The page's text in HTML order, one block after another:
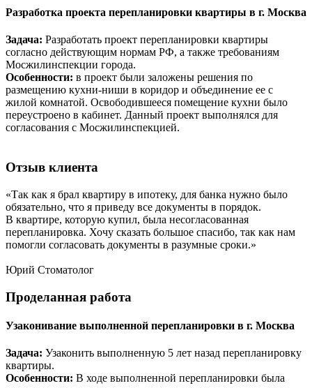
Разработка проекта перепланировки квартиры в г. Москва
Задача: Разработать проект перепланировки квартиры
согласно действующим нормам РФ, а также требованиям
Мосжилинспекции города.
Особенности: в проект были заложены решения по
размещению кухни-ниши в коридор и объединение ее с
жилой комнатой. Освободившееся помещение кухни было
переустроено в кабинет. Данный проект выполнялся для
согласования с Мосжилинспекцией.
Отзыв клиента
«Так как я брал квартиру в ипотеку, для банка нужно было
обязательно, что я приведу все документы в порядок.
В квартире, которую купил, была несогласованная
перепланировка. Хочу сказать большое спасибо, так как нам
помогли согласовать документы в разумные сроки.»
Юрий Стоматолог
Проделанная работа
Узаконивание выполненной перепланировки в г. Москва
Задача: Узаконить выполненную 5 лет назад перепланировку
квартиры.
Особенности: В ходе выполненной перепланировки была